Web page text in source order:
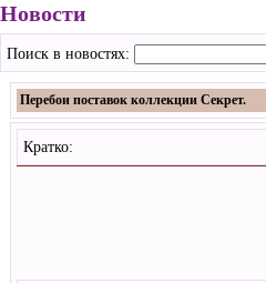
Новости
Поиск в новостях:
Перебои поставок коллекции Секрет.
Кратко: